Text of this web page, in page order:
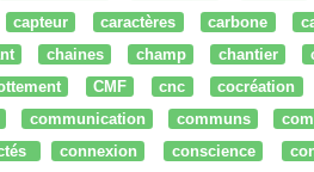
capteur caractères carbone
chaines champ chantier
CMF cnc cocréation
communication communs
connexion conscience